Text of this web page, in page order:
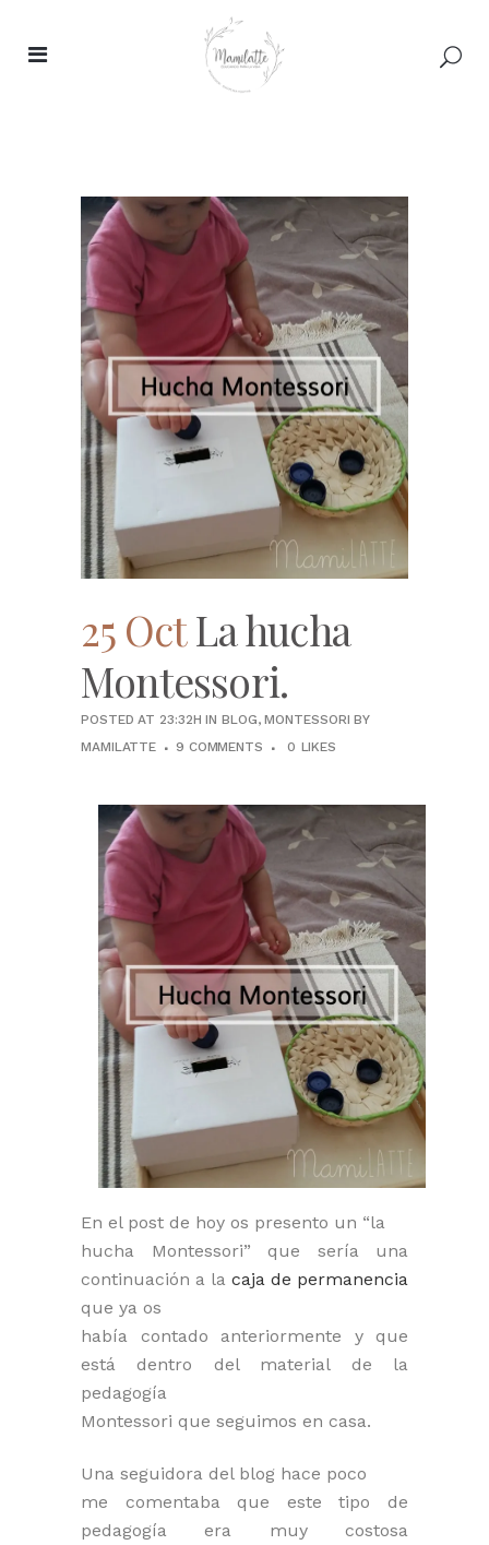
25 OctLa hucha
Montessori.
POSTED AT 23:32H INBLOG,MONTESSORI BY
MAMILATTE
9 COMMENTS 0 LIKES
En el post de hoy os presento un “la
hucha Montessori” que sería una
continuación a la caja de permanencia
que ya os
había contado anteriormente y que
está dentro del material de la
pedagogía
Montessori que seguimos en casa.
Una seguidora del blog hace poco
me comentaba que este tipo de
pedagogía era muy costosa